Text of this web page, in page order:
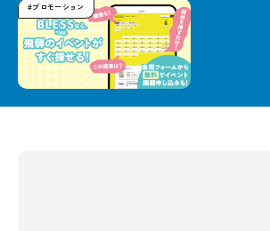
#プロモーション